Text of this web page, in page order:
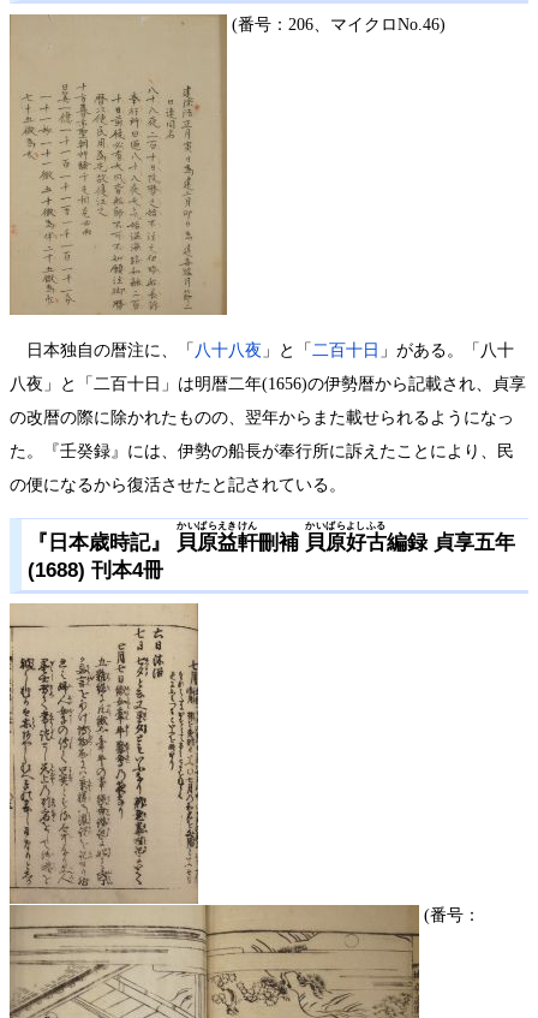
(番号：206、マイクロNo.46)
日本独自の暦注に、「八十八夜 」と「二百十日 」がある。「八十
八夜」と「二百十日」は明暦二年(1656)の伊勢暦から記載され、貞享
の改暦の際に除かれたものの、翌年からまた載せられるようになっ
た。『壬癸録』には、伊勢の船長が奉行所に訴えたことにより、民
の便になるから復活させたと記されている。
『日本歳時記』 貝原益軒
かいばらえきけん
刪補 貝原好古
かいばらよしふる
編録 貞享五年
(1688) 刊本4冊
(番号：